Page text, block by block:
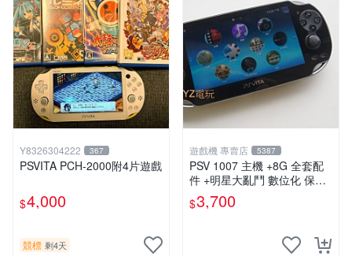
Y8326304222 367
PSVITA PCH-2000附4片遊戲
$4,000
競標 剩4天
遊戲機 專賣店 5387
PSV 1007 主機 +8G 全套配
件 +明星大亂鬥 數位化 保修
一年 品質有保障
$3,700